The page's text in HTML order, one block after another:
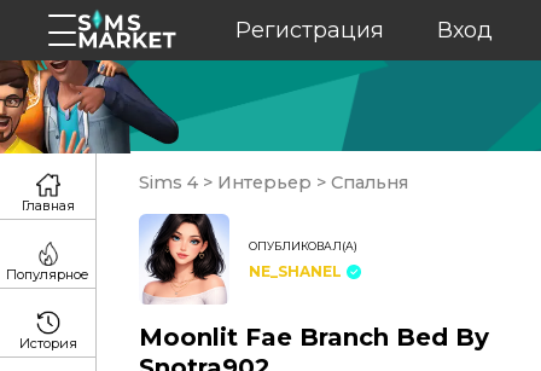
Регистрация Вход
Sims 4 > Интерьер > Спальня
ОПУБЛИКОВАЛ(А)
NE_SHANEL
Moonlit Fae Branch Bed By
Главная
Популярное
История